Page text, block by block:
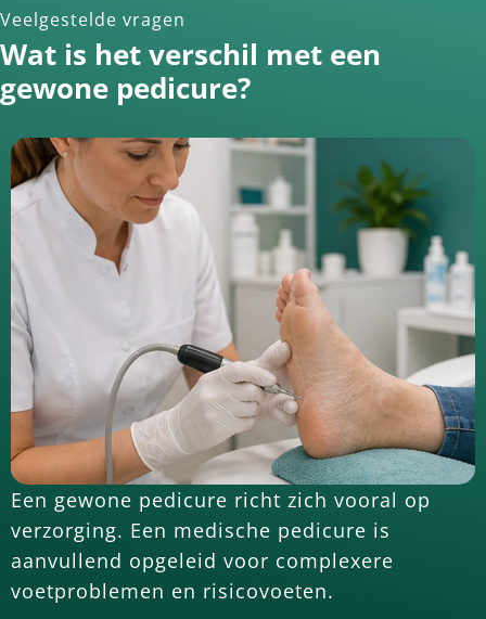
Veelgestelde vragen
Wat is het verschil met een
gewone pedicure?
Een gewone pedicure richt zich vooral op
verzorging. Een medische pedicure is
aanvullend opgeleid voor complexere
voetproblemen en risicovoeten.